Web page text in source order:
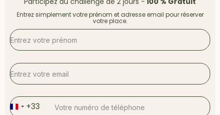
Entrez simplement votre prénom et adresse email pour réserver
votre place.
+33